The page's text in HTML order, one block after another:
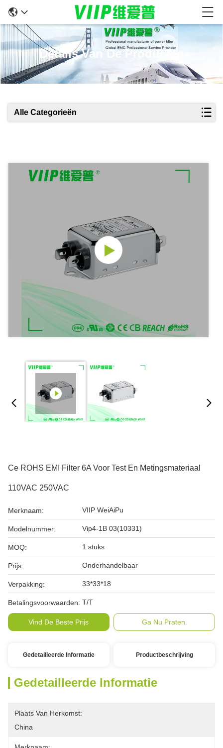
Details Van De Producten
Alle Categorieën
Ce ROHS EMI Filter 6A Voor Test En Metingsmateriaal
110VAC 250VAC
Merknaam: VIIP WeiAiPu
Modelnummer: Vip4-1B 03(10331)
MOQ: 1 stuks
Prijs: Onderhandelbaar
Verpakking: 33*33*18
Betalingsvoorwaarden: T/T
Vind De Beste Prijs Ga Nu Praten.
Gedetailleerde Informatie Productbeschrijving
Gedetailleerde Informatie
Plaats Van Herkomst:
China